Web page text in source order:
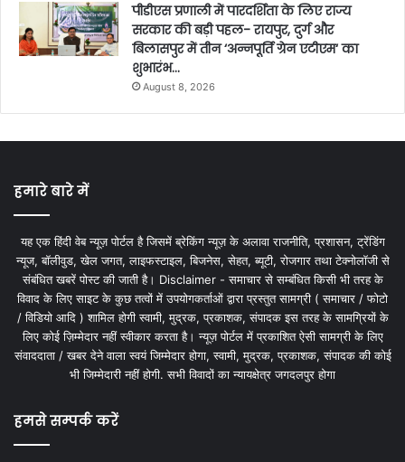
पीडीएस प्रणाली में पारदर्शिता के लिए राज्य
सरकार की बड़ी पहल- रायपुर, दुर्ग और
बिलासपुर में तीन ‘अन्नपूर्ति ग्रेन एटीएम‘ का
शुभारंभ…
August 8, 2026
हमारे बारे में
यह एक हिंदी वेब न्यूज़ पोर्टल है जिसमें ब्रेकिंग न्यूज़ के अलावा राजनीति, प्रशासन, ट्रेंडिंग
न्यूज, बॉलीवुड, खेल जगत, लाइफस्टाइल, बिजनेस, सेहत, ब्यूटी, रोजगार तथा टेक्नोलॉजी से
संबंधित खबरें पोस्ट की जाती है। Disclaimer - समाचार से सम्बंधित किसी भी तरह के
विवाद के लिए साइट के कुछ तत्वों में उपयोगकर्ताओं द्वारा प्रस्तुत सामग्री ( समाचार / फोटो
/ विडियो आदि ) शामिल होगी स्वामी, मुद्रक, प्रकाशक, संपादक इस तरह के सामग्रियों के
लिए कोई ज़िम्मेदार नहीं स्वीकार करता है। न्यूज़ पोर्टल में प्रकाशित ऐसी सामग्री के लिए
संवाददाता / खबर देने वाला स्वयं जिम्मेदार होगा, स्वामी, मुद्रक, प्रकाशक, संपादक की कोई
भी जिम्मेदारी नहीं होगी. सभी विवादों का न्यायक्षेत्र जगदलपुर होगा
हमसे सम्पर्क करें